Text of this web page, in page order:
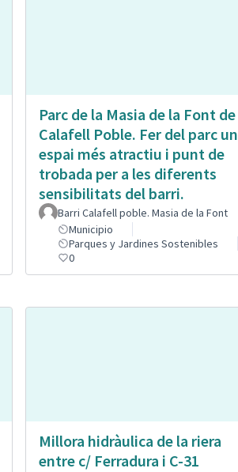
Parc de la Masia de la Font de
Calafell Poble. Fer del parc un
espai més atractiu i punt de
trobada per a les diferents
sensibilitats del barri.
Barri Calafell poble. Masia de la Font
Municipio
Parques y Jardines Sostenibles
0
Millora hidràulica de la riera
entre c/ Ferradura i C-31